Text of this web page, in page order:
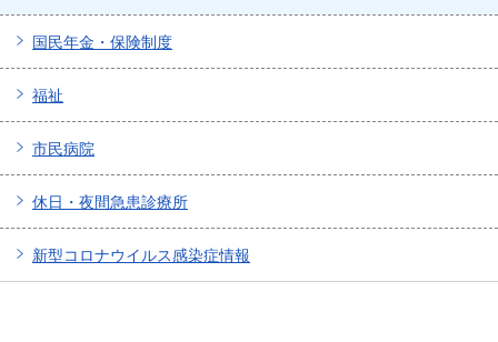
国民年金・保険制度
福祉
市民病院
休日・夜間急患診療所
新型コロナウイルス感染症情報